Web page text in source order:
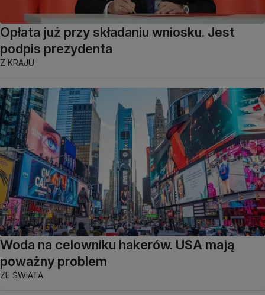
Opłata już przy składaniu wniosku. Jest
podpis prezydenta
Z KRAJU
Woda na celowniku hakerów. USA mają
poważny problem
ZE ŚWIATA